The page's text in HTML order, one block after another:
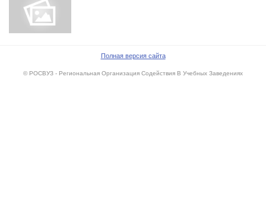
Полная версия сайта
© РОСВУЗ - Региональная Организация Содействия В Учебных Заведениях